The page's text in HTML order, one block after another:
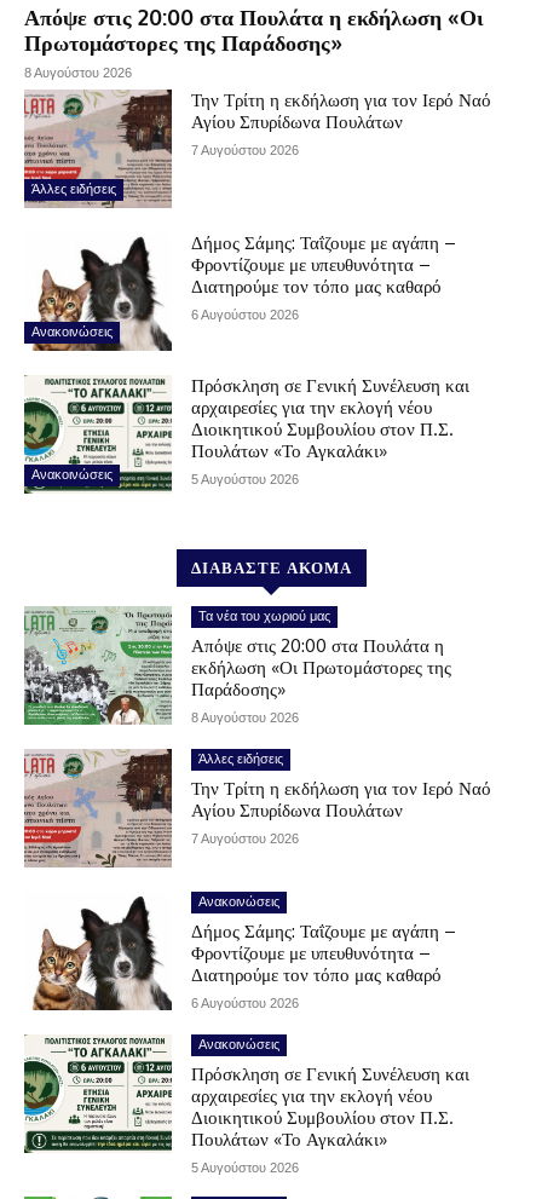
Απόψε στις 20:00 στα Πουλάτα η εκδήλωση «Οι
Πρωτομάστορες της Παράδοσης»
8 Αυγούστου 2026
Άλλες ειδήσεις
Την Τρίτη η εκδήλωση για τον Ιερό Ναό
Αγίου Σπυρίδωνα Πουλάτων
7 Αυγούστου 2026
Ανακοινώσεις
Δήμος Σάμης: Ταΐζουμε με αγάπη –
Φροντίζουμε με υπευθυνότητα –
Διατηρούμε τον τόπο μας καθαρό
6 Αυγούστου 2026
Ανακοινώσεις
Πρόσκληση σε Γενική Συνέλευση και
αρχαιρεσίες για την εκλογή νέου
Διοικητικού Συμβουλίου στον Π.Σ.
Πουλάτων «Το Αγκαλάκι»
5 Αυγούστου 2026
ΔΙΑΒΑΣΤΕ ΑΚΟΜΑ
Τα νέα του χωριού μας
Απόψε στις 20:00 στα Πουλάτα η
εκδήλωση «Οι Πρωτομάστορες της
Παράδοσης»
8 Αυγούστου 2026
Άλλες ειδήσεις
Την Τρίτη η εκδήλωση για τον Ιερό Ναό
Αγίου Σπυρίδωνα Πουλάτων
7 Αυγούστου 2026
Ανακοινώσεις
Δήμος Σάμης: Ταΐζουμε με αγάπη –
Φροντίζουμε με υπευθυνότητα –
Διατηρούμε τον τόπο μας καθαρό
6 Αυγούστου 2026
Ανακοινώσεις
Πρόσκληση σε Γενική Συνέλευση και
αρχαιρεσίες για την εκλογή νέου
Διοικητικού Συμβουλίου στον Π.Σ.
Πουλάτων «Το Αγκαλάκι»
5 Αυγούστου 2026